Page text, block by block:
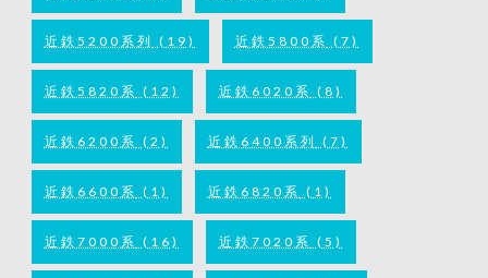
近鉄5200系列 (19) 近鉄5800系 (7)
近鉄5820系 (12) 近鉄6020系 (8)
近鉄6200系 (2) 近鉄6400系列 (7)
近鉄6600系 (1) 近鉄6820系 (1)
近鉄7000系 (16) 近鉄7020系 (5)